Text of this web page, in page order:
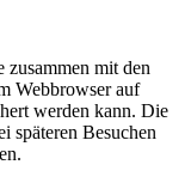
mit den
Webbrowser auf
werden kann. Die
späteren Besuchen